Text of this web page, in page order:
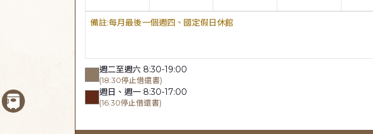
每月最後一個週四、國定假日休館
週二至週六 8:30-19:00
(18:30停止借還書)
週日、週一 8:30-17:00
(16:30停止借還書)